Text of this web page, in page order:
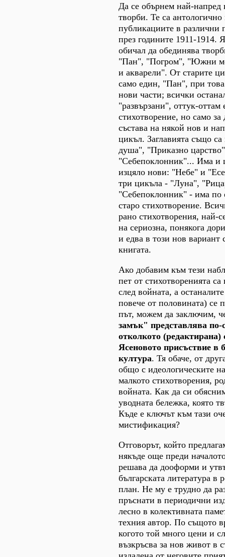
Да се обърнем най-напред
творби. Те са
публикациите в различни
през годините 1911-1914.
обичал да обединява
"Пан", "Погром", "Южни
и акварели". От старите
само един, "Пан", при
нови части; всички
"развързани", оттук-оттам
стихотворение, но само
състава на някой нов и
цикъл. Заглавията също
душа", "Приказно
"Себепоклонник"... Има и
изцяло нови: "Небе" и
три цикъла - "Луна",
"Себепоклонник" - има по
старо стихотворение.
рано стихотворения, най-
на сериозна, понякога
и едва в този нов вариант
книгата.
Ако добавим към тези
пет от стихотворенията
след войната, а
повече от половината) се
път, можем да заключим,
замък" представлява по-
отколкото (редактирана)
Ясеновото присъствие в
култура. Тя обаче, от
общо с идеологическите
малкото стихотворения,
войната. Как да си
уводната бележка, която
Къде е ключът към тази
мистификация?
Отговорът, който
някъде още преди
решава да дооформи и
българската литература в
план. Не му е трудно да
пръснати в периодични
лесно в колективната
техния автор. По същото
когото той много цени и
възкръсва за нов живот в